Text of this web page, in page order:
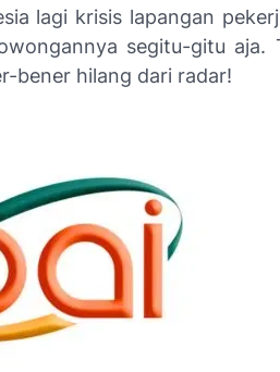
lagi krisis lapangan
segitu-gitu aja.
bener hilang dari radar!